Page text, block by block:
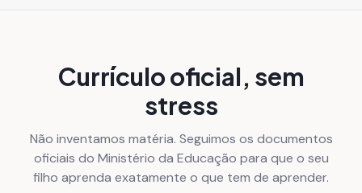
Currículo oficial, sem
stress
Não inventamos matéria. Seguimos os documentos
oficiais do Ministério da Educação para que o seu
filho aprenda exatamente o que tem de aprender.